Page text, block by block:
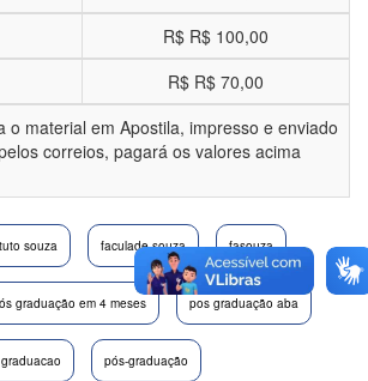
R$ R$ 100,00
R$ R$ 70,00
o material em Apostila, impresso e enviado
correios, pagará os valores acima
souza faculade souza fasouza
graduação em 4 meses pos graduação aba
pós-graduação